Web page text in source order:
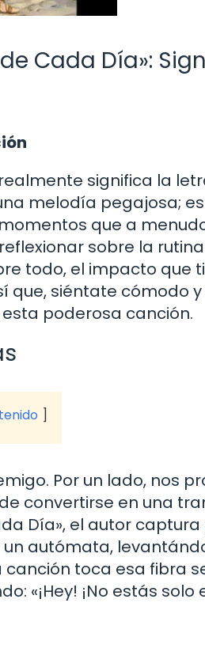
Cada Día»:
significa la
melodía pegajosa;
que a
sobre la
todo, el impacto que
que, siéntate cómodo
poderosa canción.
Por un lado, nos
convertirse en una
Día», el autor
un autómata,
toca esa fibra
«¡Hey! ¡No estás solo